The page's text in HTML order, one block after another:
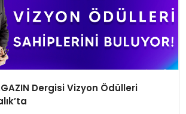
Dergisi Vizyon Ödülleri